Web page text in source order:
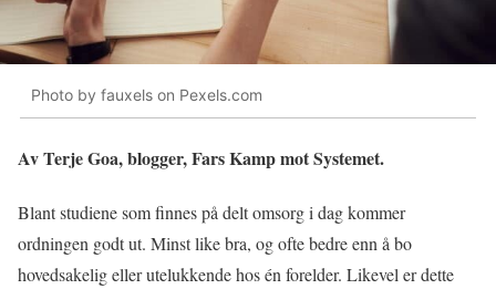
Photo by fauxels on Pexels.com
Av Terje Goa, blogger, Fars Kamp mot Systemet.
Blant studiene som finnes på delt omsorg i dag kommer
ordningen godt ut. Minst like bra, og ofte bedre enn å bo
hovedsakelig eller utelukkende hos én forelder. Likevel er dette